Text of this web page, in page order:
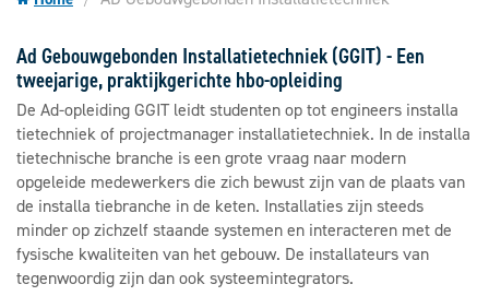
Ad Gebouwgebonden Installatietechniek (GGIT) - Een
tweejarige, praktijkgerichte hbo-opleiding
De Ad-opleiding GGIT leidt studenten op tot engineers installa
tietechniek of projectmanager installatietechniek. In de installa
tietechnische branche is een grote vraag naar modern
opgeleide medewerkers die zich bewust zijn van de plaats van
de installa tiebranche in de keten. Installaties zijn steeds
minder op zichzelf staande systemen en interacteren met de
fysische kwaliteiten van het gebouw. De installateurs van
tegenwoordig zijn dan ook systeemintegrators.